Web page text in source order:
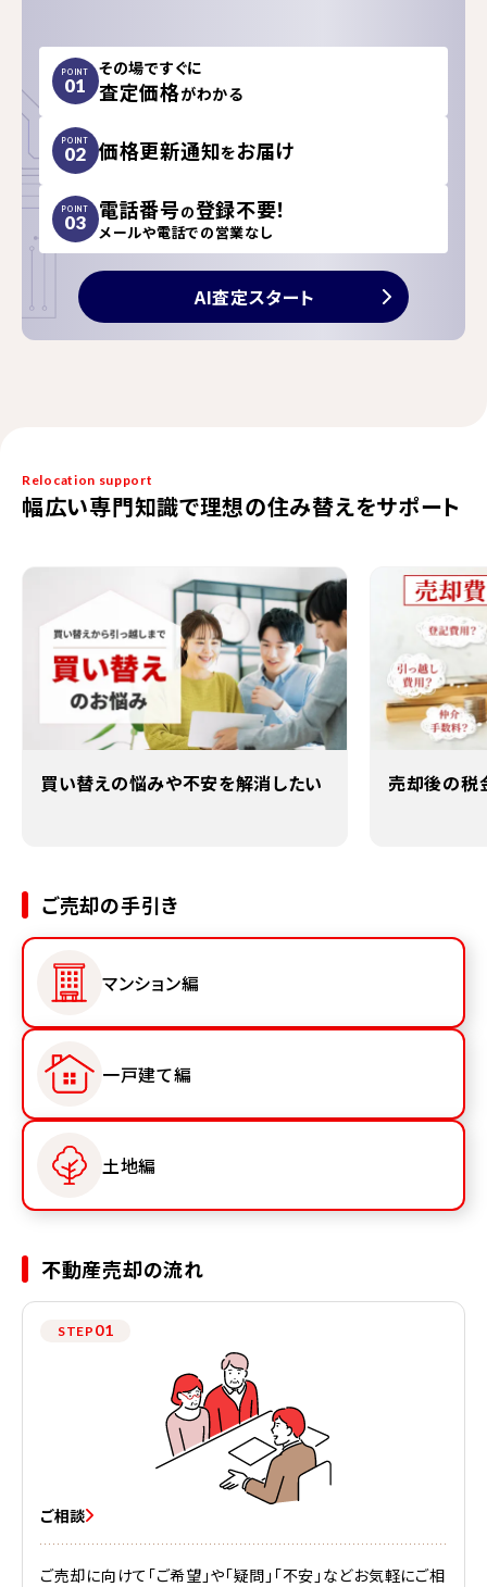
POINT
01
その場ですぐに
査定価格がわかる
POINT
02 価格更新通知をお届け
POINT
03 電話番号の登録不要！
メールや電話での営業なし
AI査定スタート
Relocation support
幅広い専門知識で理想の住み替えをサポート
買い替えの悩みや不安を解消したい 売却後の税
ご売却の手引き
マンション編
一戸建て編
土地編
不動産売却の流れ
STEP 01
ご相談
ご売却に向けて「ご希望」や「疑問」「不安」などお気軽にご相